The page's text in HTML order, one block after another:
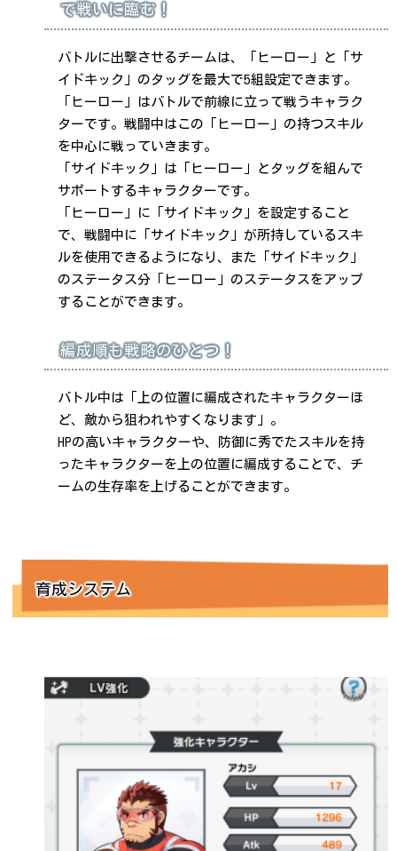
で戦いに臨む！
バトルに出撃させるチームは、「ヒーロー」と「サ
イドキック」のタッグを最大で5組設定できます。
「ヒーロー」はバトルで前線に立って戦うキャラク
ターです。戦闘中はこの「ヒーロー」の持つスキル
を中心に戦っていきます。
「サイドキック」は「ヒーロー」とタッグを組んで
サポートするキャラクターです。
「ヒーロー」に「サイドキック」を設定すること
で、戦闘中に「サイドキック」が所持しているスキ
ルを使用できるようになり、また「サイドキック」
のステータス分「ヒーロー」のステータスをアップ
することができます。
編成順も戦略のひとつ！
バトル中は「上の位置に編成されたキャラクターほ
ど、敵から狙われやすくなります」。
HPの高いキャラクターや、防御に秀でたスキルを持
ったキャラクターを上の位置に編成することで、チ
ームの生存率を上げることができます。
育成システム